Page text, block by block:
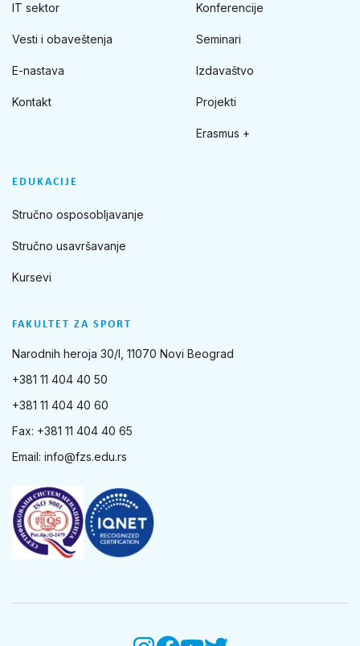
FAKULTET ZA SPORT
Narodnih heroja 30/I, 11070 Novi Beograd
+381 11 404 40 50
+381 11 404 40 60
Fax: +381 11 404 40 65
Email: info@fzs.edu.rs
IT sektor
Vesti i obaveštenja
E-nastava
Kontakt
Konferencije
Seminari
Izdavaštvo
Projekti
Erasmus +
EDUKACIJE
Stručno osposobljavanje
Stručno usavršavanje
Kursevi